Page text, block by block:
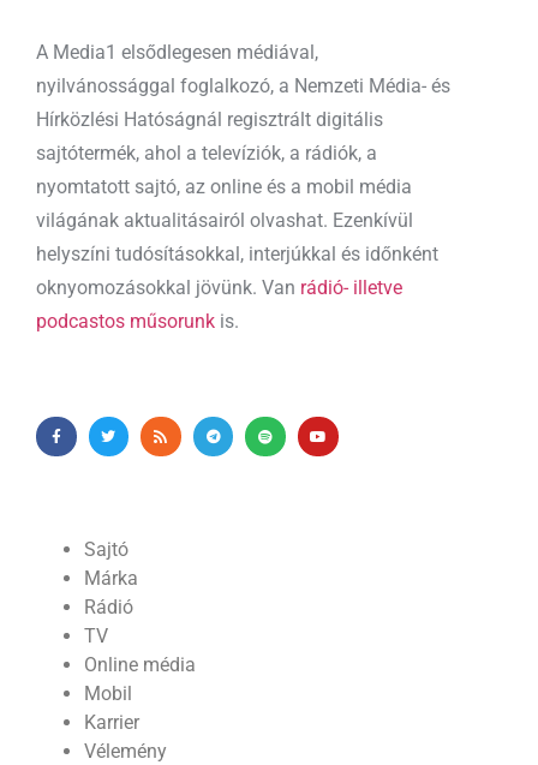
A Media1 elsődlegesen médiával,
nyilvánossággal foglalkozó, a Nemzeti Média- és
Hírközlési Hatóságnál regisztrált digitális
sajtótermék, ahol a televíziók, a rádiók, a
nyomtatott sajtó, az online és a mobil média
világának aktualitásairól olvashat. Ezenkívül
helyszíni tudósításokkal, interjúkkal és időnként
oknyomozásokkal jövünk. Van rádió- illetve
podcastos műsorunk is.
Sajtó
Márka
Rádió
TV
Online média
Mobil
Karrier
Vélemény